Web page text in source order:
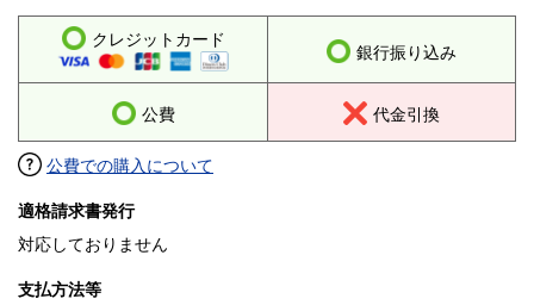
クレジットカード
銀行振り込み
公費 代金引換
公費での購入について
適格請求書発行
対応しておりません
支払方法等